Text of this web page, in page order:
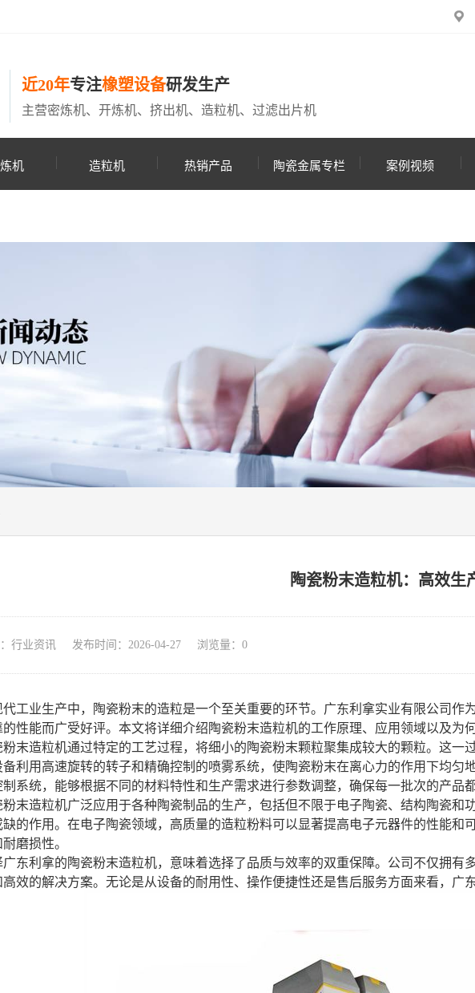
近20年专注橡塑设备研发生产
主营密炼机、开炼机、挤出机、造粒机、过滤出片机
机 造粒机 热销产品 陶瓷金属专栏 案例视频
陶瓷粉末造粒机：高效生
行业资讯 发布时间：2026-04-27 浏览量： 0
代工业生产中，陶瓷粉末的造粒是一个至关重要的环节。广东利拿实业有限公司作
的性能而广受好评。本文将详细介绍陶瓷粉末造粒机的工作原理、应用领域以及为
粉末造粒机通过特定的工艺过程，将细小的陶瓷粉末颗粒聚集成较大的颗粒。这
备利用高速旋转的转子和精确控制的喷雾系统，使陶瓷粉末在离心力的作用下均
制系统，能够根据不同的材料特性和生产需求进行参数调整，确保每一批次的产品
粉末造粒机广泛应用于各种陶瓷制品的生产，包括但不限于电子陶瓷、结构陶瓷
缺的作用。在电子陶瓷领域，高质量的造粒粉料可以显著提高电子元器件的性能
磨损性。
广东利拿的陶瓷粉末造粒机，意味着选择了品质与效率的双重保障。公司不仅拥
高效的解决方案。无论是从设备的耐用性、操作便捷性还是售后服务方面来看，广